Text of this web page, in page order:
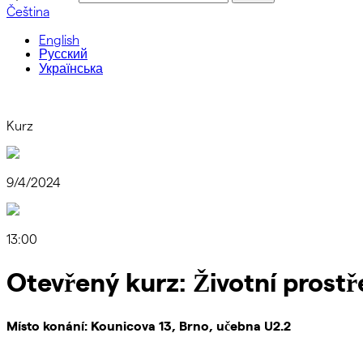
Čeština
English
Русский
Українська
Kurz
9/4/2024
13:00
Otevřený kurz: Životní
Místo konání: Kounicova 13, Brno, učebna U2.2